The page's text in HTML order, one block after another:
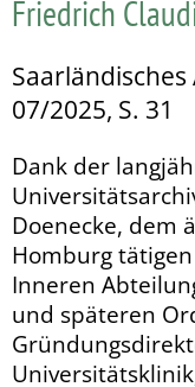
Friedrich
07/2025, S. 31
Dank der
Doenecke, dem
Homburg
Inneren
und späteren